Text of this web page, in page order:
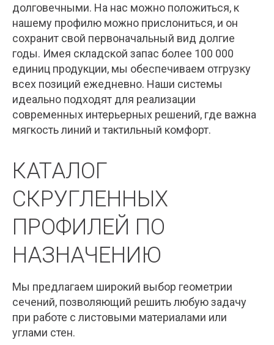
долговечными. На нас можно положиться, к
нашему профилю можно прислониться, и он
сохранит свой первоначальный вид долгие
годы. Имея складской запас более 100 000
единиц продукции, мы обеспечиваем отгрузку
всех позиций ежедневно. Наши системы
идеально подходят для реализации
современных интерьерных решений, где важна
мягкость линий и тактильный комфорт.
КАТАЛОГ
СКРУГЛЕННЫХ
ПРОФИЛЕЙ ПО
НАЗНАЧЕНИЮ
Мы предлагаем широкий выбор геометрии
сечений, позволяющий решить любую задачу
при работе с листовыми материалами или
углами стен.